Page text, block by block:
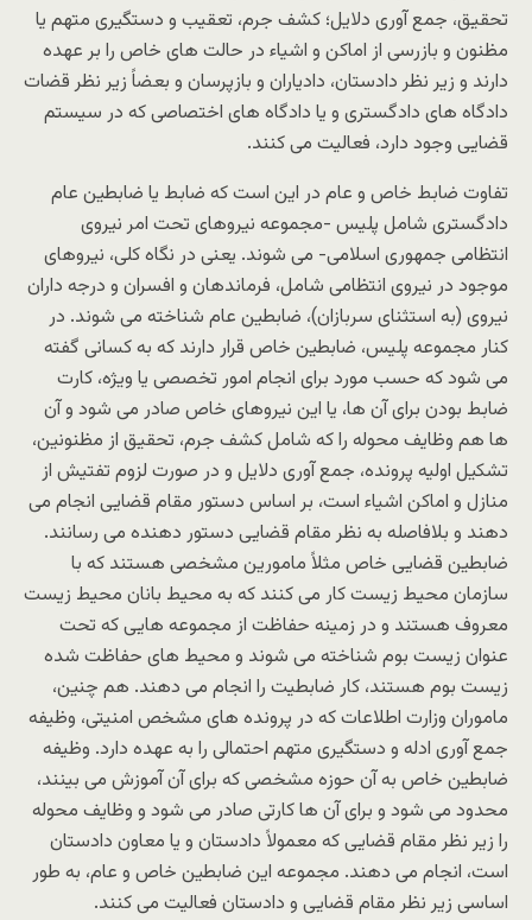
تحقیق، جمع آوری دلایل؛ کشف جرم، تعقیب و دستگیری متهم یا
مظنون و بازرسی از اماکن و اشیاء در حالت های خاص را بر عهده
دارند و زیر نظر دادستان، دادیاران و بازپرسان و بعضاً زیر نظر قضات
دادگاه های دادگستری و یا دادگاه های اختصاصی که در سیستم
قضایی وجود دارد، فعالیت می کنند.
تفاوت ضابط خاص و عام در این است که ضابط یا ضابطین عام
دادگستری شامل پلیس -مجموعه نیروهای تحت امر نیروی
انتظامی جمهوری اسلامی- می شوند. یعنی در نگاه کلی، نیروهای
موجود در نیروی انتظامی شامل، فرماندهان و افسران و درجه داران
نیروی (به استثنای سربازان)، ضابطین عام شناخته می شوند. در
کنار مجموعه پلیس، ضابطین خاص قرار دارند که به کسانی گفته
می شود که حسب مورد برای انجام امور تخصصی یا ویژه، کارت
ضابط بودن برای آن ها، یا این نیروهای خاص صادر می شود و آن
ها هم وظایف محوله را که شامل کشف جرم، تحقیق از مظنونین،
تشکیل اولیه پرونده، جمع آوری دلایل و در صورت لزوم تفتیش از
منازل و اماکن اشیاء است، بر اساس دستور مقام قضایی انجام می
دهند و بلافاصله به نظر مقام قضایی دستور دهنده می رسانند.
ضابطین قضایی خاص مثلاً مامورین مشخصی هستند که با
سازمان محیط زیست کار می کنند که به محیط بانان محیط زیست
معروف هستند و در زمینه حفاظت از مجموعه هایی که تحت
عنوان زیست بوم شناخته می شوند و محیط های حفاظت شده
زیست بوم هستند، کار ضابطیت را انجام می دهند. هم چنین،
ماموران وزارت اطلاعات که در پرونده های مشخص امنیتی، وظیفه
جمع آوری ادله و دستگیری متهم احتمالی را به عهده دارد. وظیفه
ضابطین خاص به آن حوزه مشخصی که برای آن آموزش می بینند،
محدود می شود و برای آن ها کارتی صادر می شود و وظایف محوله
را زیر نظر مقام قضایی که معمولاً دادستان و یا معاون دادستان
است، انجام می دهند. مجموعه این ضابطین خاص و عام، به طور
اساسی زیر نظر مقام قضایی و دادستان فعالیت می کنند.